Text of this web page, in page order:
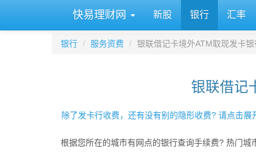
快易理财网 新股 银行 汇率
银行 服务资费 银联借记卡境外ATM取现发卡银
银联借记
除了发卡行收费，还有没有别的隐形收费? 请点击展
根据您所在的城市有网点的银行查询手续费? 热门城